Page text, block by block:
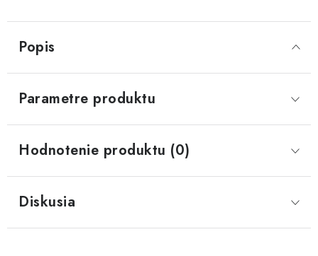
Popis
Parametre produktu
Hodnotenie produktu (0)
Diskusia